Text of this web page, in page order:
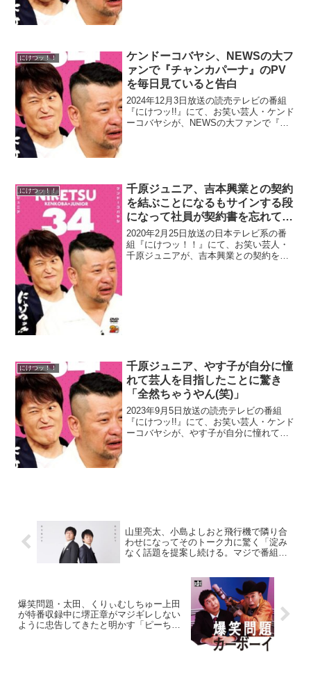
にけつッ！！
ケンドーコバヤシ、NEWSの大フ
ァンで『チャンカパーナ』のPV
を毎日見ていると告白
2024年12月3日放送の読売テレビの番組
『にけつッ!!』にて、お笑い芸人・ケンド
ーコバヤシが、NEWSの大ファンで『チ
にけつッ！！
千原ジュニア、吉本興業との契約
を結ぶことになるもサインする段
になって社員が契約書を忘れてき
たと明かす「もうウソやろ、吉本
(笑)」
2020年2月25日放送の日本テレビ系の番
組『にけつッ！！』にて、お笑い芸人・
千原ジュニアが、吉本興業との契約を結
にけつッ！！
千原ジュニア、やす子が自分に憧
れて芸人を目指したことに驚き
「全然ちゃうやん(笑)」
2023年9月5日放送の読売テレビの番組
『にけつッ!!』にて、お笑い芸人・ケンド
ーコバヤシが、やす子が自分に憧れて芸
山里亮太、小島よしおと飛行機で隣り合
わせになってそのトーク力に驚く「淀み
なく話題を提案し続ける。マジで番組で
爆笑問題・太田、くりぃむしちゅー上田
が特番収録中に堺正章がマジギレしない
ように忠告してきたと明かす「ピーちゃ